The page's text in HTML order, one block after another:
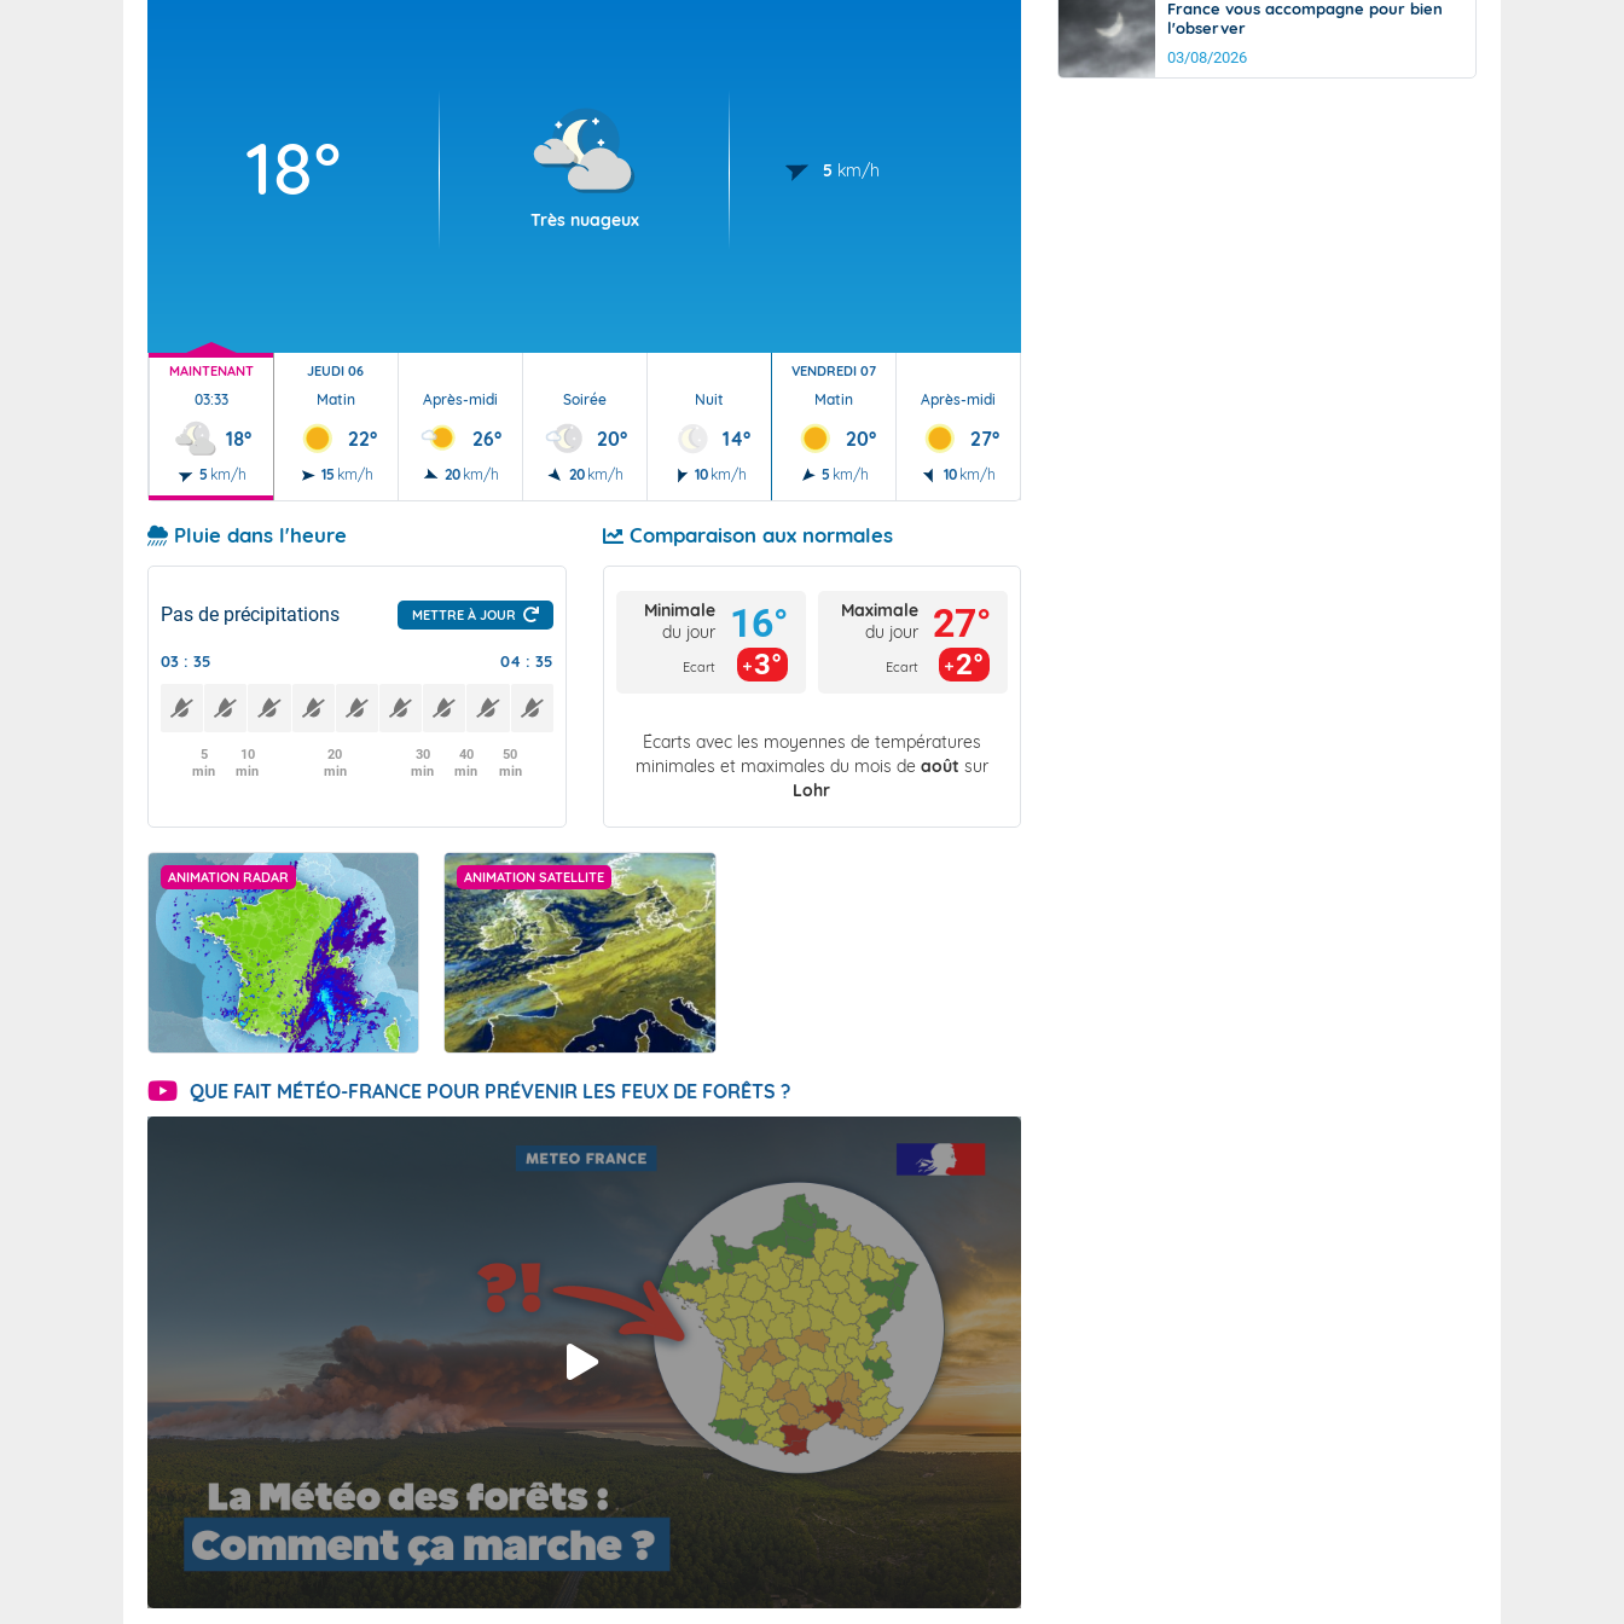
18°
Très nuageux
5 km/h
MAINTENANT
03:33
18°
5 km/h
JEUDI 06
Matin
22°
15 km/h
Après-midi
26°
20 km/h
Soirée
20°
20 km/h
Nuit
14°
10 km/h
VENDREDI 07
Matin
20°
5 km/h
Après-midi
27°
10 km/h
Pluie dans l'heure
Pas de précipitations METTRE À JOUR
03 : 35 04 : 35
5
min
10
min
20
min
30
min
40
min
50
min
Comparaison aux normales
Minimale
du jour
Ecart
16°
3°
Maximale
du jour
Ecart
27°
2°
Écarts avec les moyennes de températures
minimales et maximales du mois de août sur
Lohr
ANIMATION RADAR ANIMATION SATELLITE
QUE FAIT MÉTÉO-FRANCE POUR PRÉVENIR LES FEUX DE FORÊTS ?
France vous accompagne pour bien
l'observer
03/08/2026